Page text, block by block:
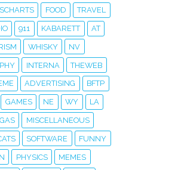
FOOD TRAVEL
911 KABARETT AT
WHISKY NV
INTERNA THEWEB
ADVERTISING BFTP
GAMES NE WY LA
MISCELLANEOUS
SOFTWARE FUNNY
PHYSICS MEMES